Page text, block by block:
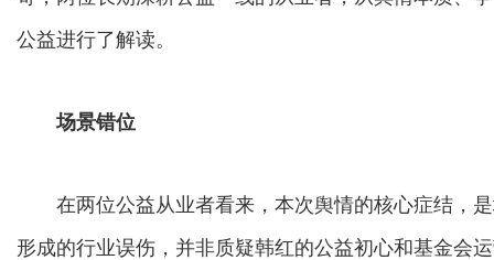
公益进行了解读。
场景错位
在两位公益从业者看来，本次舆情的核心症结，是
形成的行业误伤，并非质疑韩红的公益初心和基金会